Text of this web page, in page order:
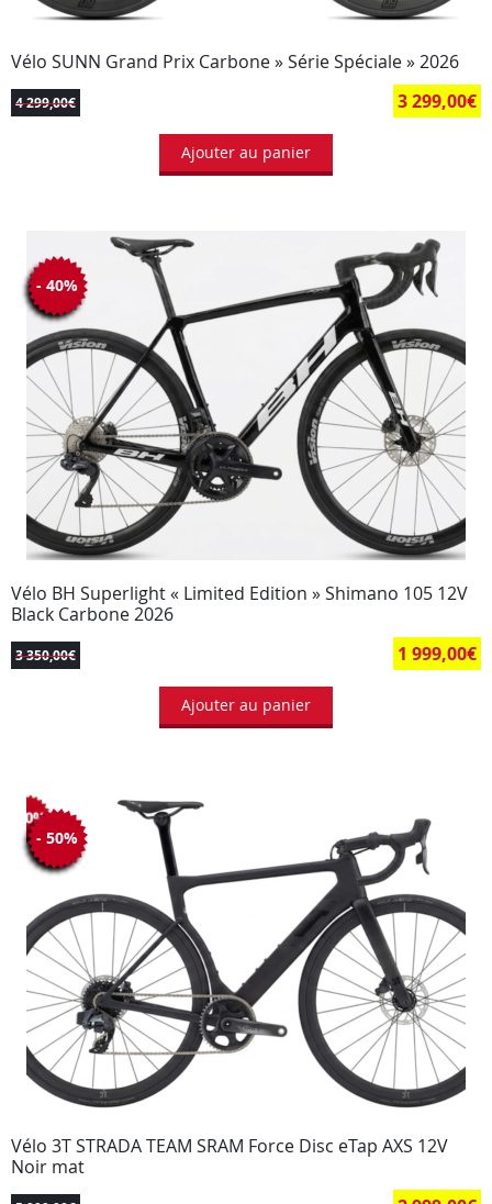
Vélo SUNN Grand Prix Carbone » Série Spéciale » 2026
4 299,00€ 3 299,00€
Ajouter au panier
Vélo BH Superlight « Limited Edition » Shimano 105 12V
Black Carbone 2026
3 350,00€ 1 999,00€
- 40%
Ajouter au panier
Vélo 3T STRADA TEAM SRAM Force Disc eTap AXS 12V
Noir mat
- 50%